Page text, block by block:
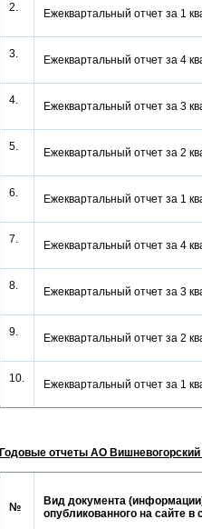
2. Ежеквартальный отчет за 1
3. Ежеквартальный отчет за 4
4. Ежеквартальный отчет за 3
5. Ежеквартальный отчет за 2
6. Ежеквартальный отчет за 1
7. Ежеквартальный отчет за 4
8. Ежеквартальный отчет за 3
9. Ежеквартальный отчет за 2
10. Ежеквартальный отчет за 1
Годовые отчеты АО
№
Вид документа
опубликованного на сайте в